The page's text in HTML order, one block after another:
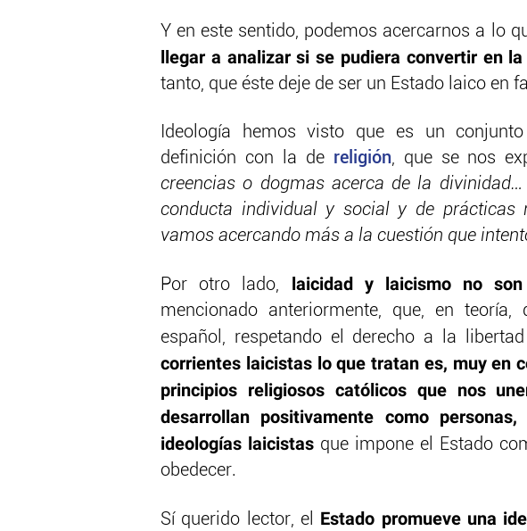
Y en este sentido, podemos acercarnos a lo
llegar a analizar si se pudiera convertir en
tanto, que éste deje de ser un Estado laico en
Ideología hemos visto que es un
definición con la de religión, que se nos
creencias o dogmas acerca de la
conducta individual y social y de prácticas
vamos acercando más a la cuestión que
Por otro lado, laicidad y laicismo no
mencionado anteriormente, que, en
español, respetando el derecho a la
corrientes laicistas lo que tratan es, muy en
principios religiosos católicos que nos
desarrollan positivamente como
ideologías laicistasque impone el Estado
obedecer.
Sí querido lector, el Estado promueve una